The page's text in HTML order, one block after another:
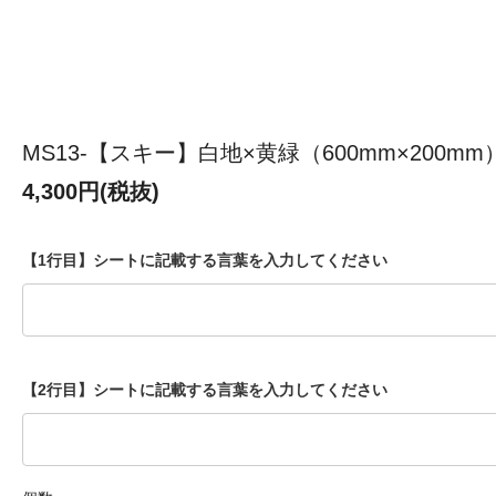
MS13-【スキー】白地×黄緑（600mm×200mm
4,300円(税抜)
【1行目】シートに記載する言葉を入力してください
【2行目】シートに記載する言葉を入力してください